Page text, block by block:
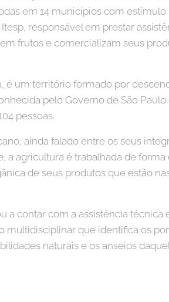
em 14 municípios com
responsável em prestar
frutos e comercializam seus
é um território formado por
pelo Governo de São
pessoas.
ainda falado entre os seus
a agricultura é trabalhada de forma
de seus produtos que estão
contar com a assistência técnica
multidisciplinar que identifica os
naturais e os anseios